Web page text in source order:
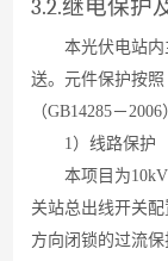
3.2.继电保护
本光伏电站
送。元件保护按照
（GB14285－2006
1）线路保护
本项目 为10kV
关站总出线开关
方向闭锁的过流